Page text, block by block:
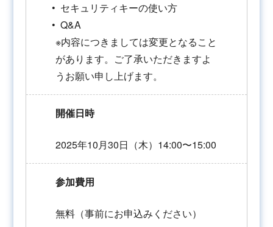
セキュリティキーの使い方
Q&A
※内容につきましては変更となること
があります。ご了承いただきますよ
うお願い申し上げます。
開催日時
2025年10月30日（木）14:00〜15:00
参加費用
無料（事前にお申込みください）